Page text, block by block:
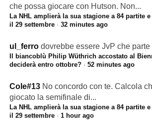
che possa giocare con Hutson. Non...
La NHL amplierà la sua stagione a 84 partite
il 29 settembre· 32 minutes ago
ul_ferro dovrebbe essere JvP che parte
Il biancoblù Philip Wüthrich accostato al
deciderà entro ottobre?· 52 minutes ago
Cole#13 No concordo con te. Calcola
giocato la semifinale di...
La NHL amplierà la sua stagione a 84 partite
il 29 settembre· 1 hour ago